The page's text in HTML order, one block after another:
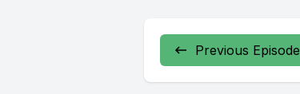
Previous Episode